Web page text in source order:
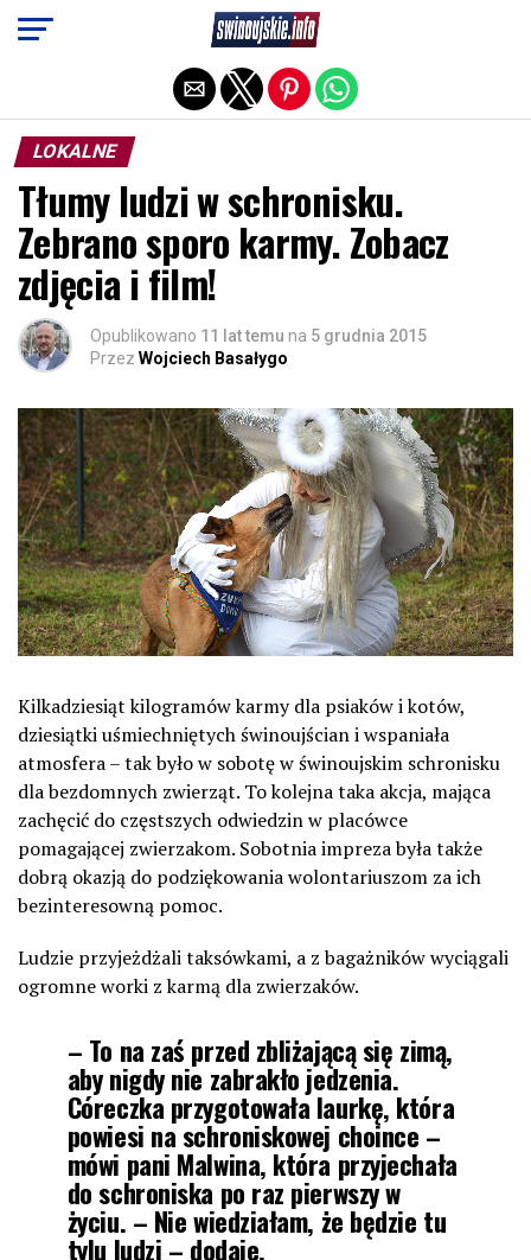
LOKALNE
Tłumy ludzi w schronisku.
Zebrano sporo karmy. Zobacz
zdjęcia i film!
Opublikowano 11 lat temu na 5 grudnia 2015
Przez Wojciech Basałygo
Kilkadziesiąt kilogramów karmy dla psiaków i kotów,
dziesiątki uśmiechniętych świnoujścian i wspaniała
atmosfera – tak było w sobotę w świnoujskim schronisku
dla bezdomnych zwierząt. To kolejna taka akcja, mająca
zachęcić do częstszych odwiedzin w placówce
pomagającej zwierzakom. Sobotnia impreza była także
dobrą okazją do podziękowania wolontariuszom za ich
bezinteresowną pomoc.
Ludzie przyjeżdżali taksówkami, a z bagażników wyciągali
ogromne worki z karmą dla zwierzaków.
– To na zaś przed zbliżającą się zimą,
aby nigdy nie zabrakło jedzenia.
Córeczka przygotowała laurkę, która
powiesi na schroniskowej choince –
mówi pani Malwina, która przyjechała
do schroniska po raz pierwszy w
życiu. – Nie wiedziałam, że będzie tu
tylu ludzi – dodaje.
Exit mobile version